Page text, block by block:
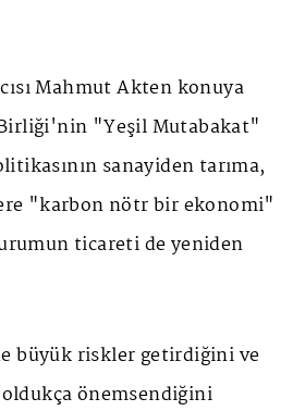
Mahmut Akten konuya
Birliği'nin "Yeşil Mutabakat"
sanayiden tarıma,
"karbon nötr bir ekonomi"
ticareti de yeniden
büyük riskler getirdiğini ve
önemsendiğini